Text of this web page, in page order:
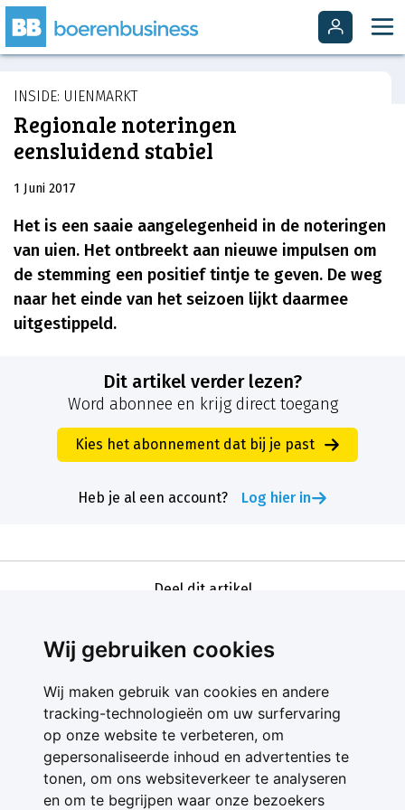
Wij gebruiken cookies
Wij maken gebruik van cookies en andere
tracking-technologieën om uw surfervaring
op onze website te verbeteren, om
gepersonaliseerde inhoud en advertenties te
tonen, om ons websiteverkeer te analyseren
en om te begrijpen waar onze bezoekers
INSIDE: UIENMARKT
Regionale noteringen
eensluidend stabiel
1 Juni 2017
Het is een saaie aangelegenheid in de noteringen
van uien. Het ontbreekt aan nieuwe impulsen om
de stemming een positief tintje te geven. De weg
naar het einde van het seizoen lijkt daarmee
uitgestippeld.
Dit artikel verder lezen?
Word abonnee en krijg direct toegang
Kies het abonnement dat bij je past
Heb je al een account? Log hier in
Deel dit artikel
Contact
Feedback
Nieuwsbrief